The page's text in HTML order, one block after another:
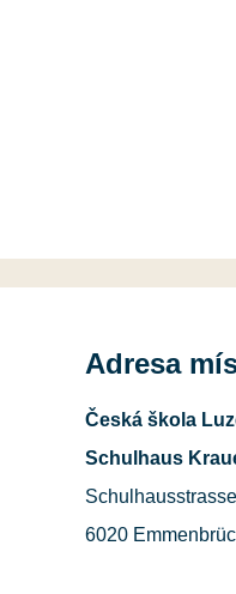
Adresa
Česká škola
Schulhaus
6020